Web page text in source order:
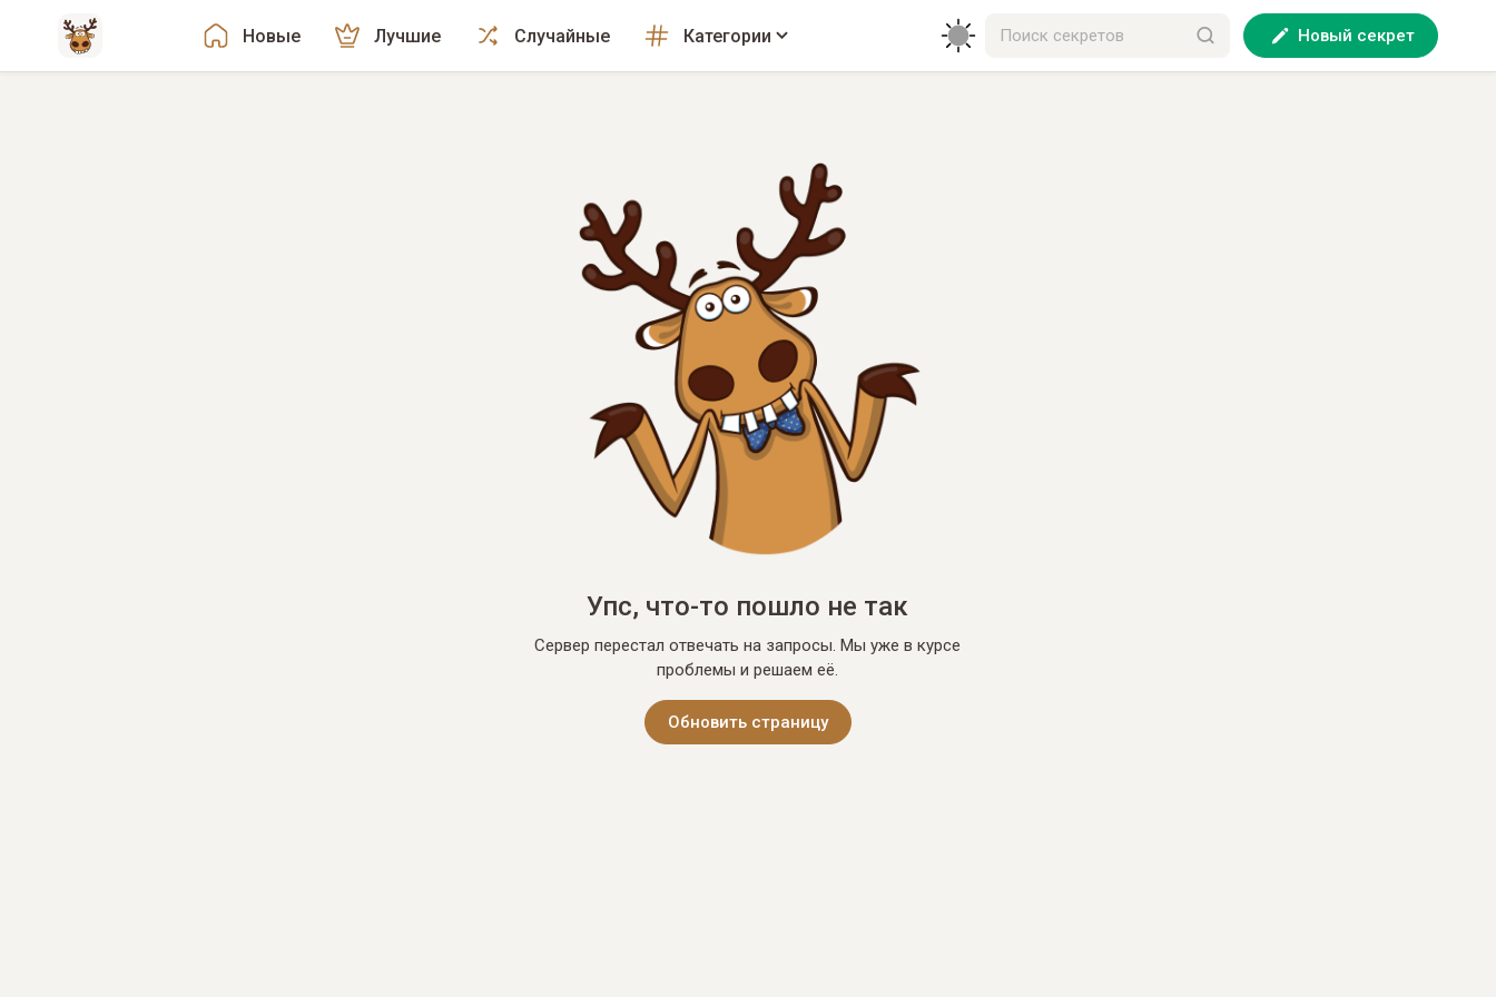
Новые Лучшие Случайные Категории Новый секрет
Упс, что-то пошло не так
Сервер перестал отвечать на запросы. Мы уже в курсе
проблемы и решаем её.
Обновить страницу